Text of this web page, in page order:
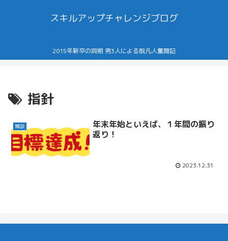
スキルアップチャレンジブログ
2015年新卒の同期 男3人による脱凡人奮闘記
指針
雑談
年末年始といえば、１年間の振り
返り！
2023.12.31